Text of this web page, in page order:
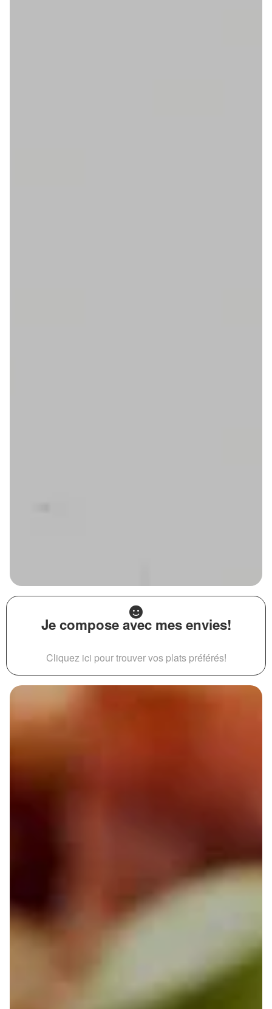
Je compose avec mes envies!
Cliquez ici pour trouver vos plats préférés!